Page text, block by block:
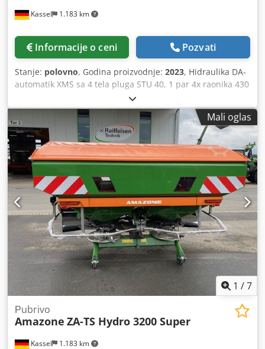
Kassel 1.183 km
Informacije o ceni Pozvati
Stanje: polovno, Godina proizvodnje: 2023, Hidraulika DA-
automatik XMS sa 4 tela pluga STU 40, 1 par 4x raonika 430
HD, 1 par zaštitnika za radne površine, 1 par 4x
predorezača M0 RH65-85, diskosni sekač DM 500 za /
hidrauličko otpuštanje pri udaru u kamen, teško klatno
potporni točak DM680 / Dsdpfxetvf Rwo Afieck
Mali oglas
1 /7
Kassel 1.183 km
Рubrivo
Amazone ZA-TS Hydro 3200 Super